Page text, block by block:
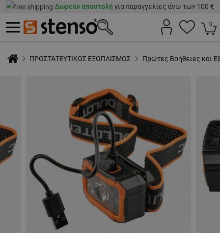
Δωρεάν αποστολή για παραγγελίες άνω των 100 €
0
ΠΡΟΣΤΑΤΕΥΤΙΚΟΣ ΕΞΟΠΛΙΣΜΟΣ Πρώτες Βοήθειες και